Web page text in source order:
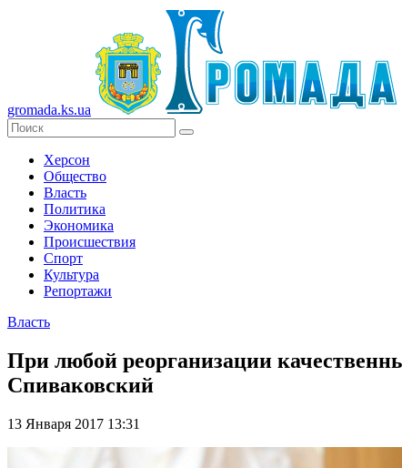
gromada.ks.ua
Херсон
Общество
Власть
Политика
Экономика
Происшествия
Спорт
Культура
Репортажи
Власть
При любой реорганизации
Спиваковский
13 Января 2017 13:31